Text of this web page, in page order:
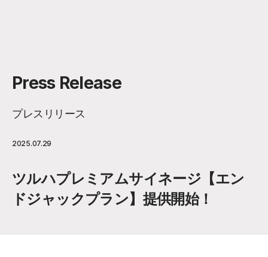
Press Release
プレスリリース
2025.07.29
ツルハプレミアムサイネージ【エン
ドジャックプラン】提供開始！